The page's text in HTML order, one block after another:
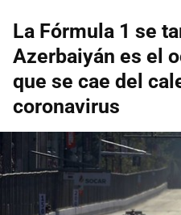
La Fórmula 1 se
Azerbaiyán es el
que se cae del
coronavirus